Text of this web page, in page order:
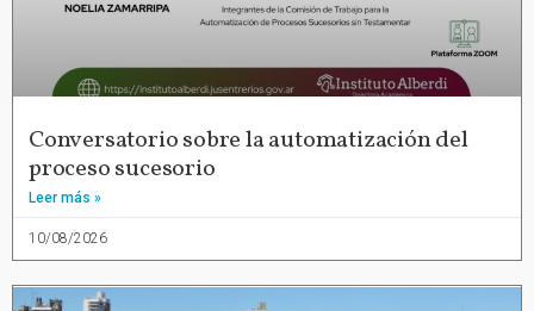
Conversatorio sobre la automatización del
proceso sucesorio
Leer más »
10/08/2026